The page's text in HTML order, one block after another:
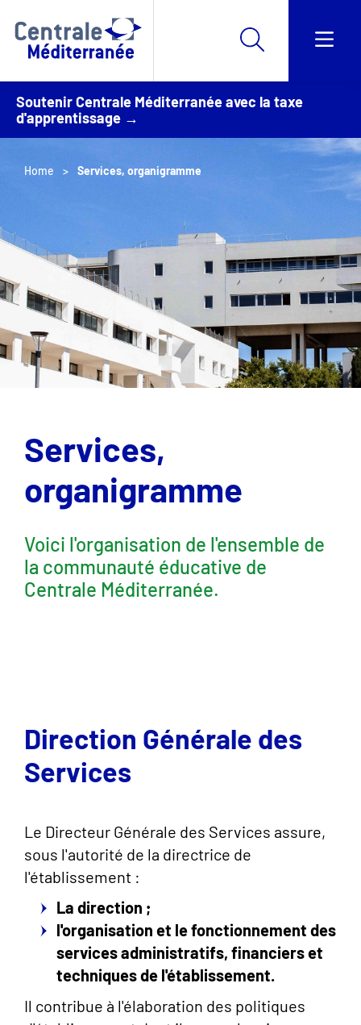
Soutenir Centrale Méditerranée avec la taxe
d'apprentissage →
Home Services, organigramme
Services,
organigramme
Voici l'organisation de l'ensemble de
la communauté éducative de
Centrale Méditerranée.
Direction Générale des
Services
Le Directeur Générale des Services assure,
sous l'autorité de la directrice de
l'établissement :
La direction ;
l'organisation et le fonctionnement des
services administratifs, financiers et
techniques de l'établissement.
Il contribue à l'élaboration des politiques